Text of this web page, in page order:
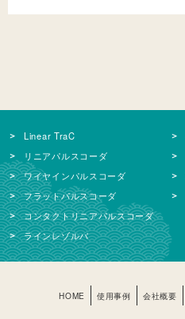
Linear TraC
リニアパルスコーダ
ワイヤインパルスコーダ
フラットパルスコーダ
コンタクトリニアパルスコーダ
ラインレゾルバ
HOME 使用事例 会社概要